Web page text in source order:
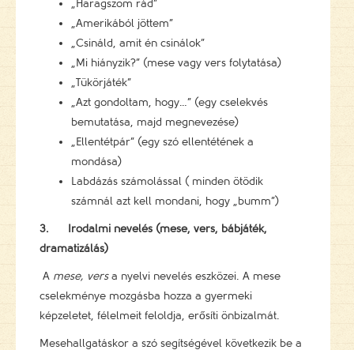
„Haragszom rád”
„Amerikából jöttem”
„Csináld, amit én csinálok”
„Mi hiányzik?” (mese vagy vers folytatása)
„Tükörjáték”
„Azt gondoltam, hogy…” (egy cselekvés
bemutatása, majd megnevezése)
„Ellentétpár” (egy szó ellentétének a
mondása)
Labdázás számolással ( minden ötödik
számnál azt kell mondani, hogy „bumm”)
3.
Irodalmi nevelés (mese, vers, bábjáték,
dramatizálás)
A mese, versa nyelvi nevelés eszközei. A mese
cselekménye mozgásba hozza a gyermeki
képzeletet, félelmeit feloldja, erősíti önbizalmát.
Mesehallgatáskor a szó segítségével következik be a